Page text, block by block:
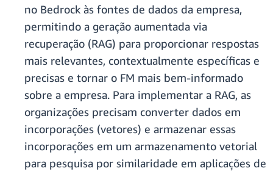
no Bedrock às fontes de dados da empresa,
permitindo a geração aumentada via
recuperação (RAG) para proporcionar respostas
mais relevantes, contextualmente específicas e
precisas e tornar o FM mais bem-informado
sobre a empresa. Para implementar a RAG, as
organizações precisam converter dados em
incorporações (vetores) e armazenar essas
incorporações em um armazenamento vetorial
para pesquisa por similaridade em aplicações de